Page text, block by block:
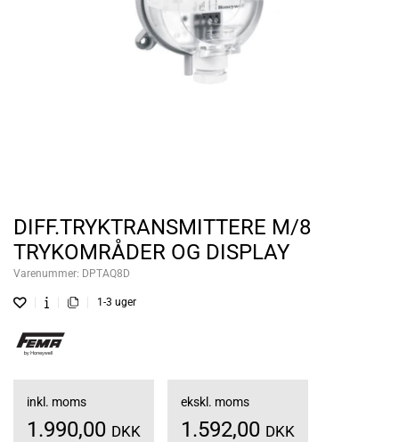
DIFF.TRYKTRANSMITTERE M/8
TRYKOMRÅDER OG DISPLAY
Varenummer: DPTAQ8D
1-3 uger
inkl. moms
1.990,00 DKK
ekskl. moms
1.592,00 DKK